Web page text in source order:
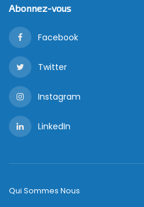
Abonnez-vous
Facebook
Twitter
Instagram
LinkedIn
Qui Sommes Nous